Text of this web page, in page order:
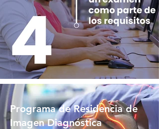
Programa de Residencia de
Imagen Diagnóstica